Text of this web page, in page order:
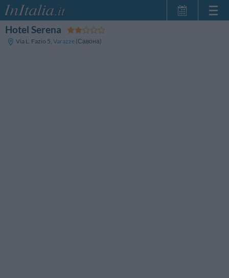
Hotel Serena
Via L. Fazio 5, Varazze (Савона)